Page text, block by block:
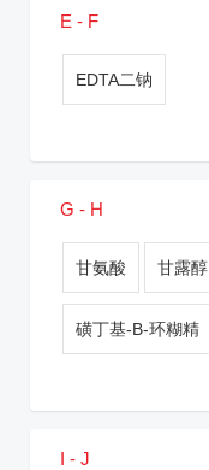
E - F
EDTA二钠
G - H
甘氨酸 甘露醇
磺丁基-Β-环糊精
I - J